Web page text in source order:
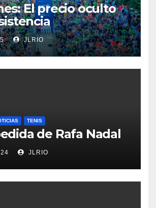
El precio oculto
JLRIO
TENIS
de Rafa Nadal
JLRIO